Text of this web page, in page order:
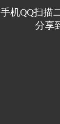
手机QQ扫描
分享